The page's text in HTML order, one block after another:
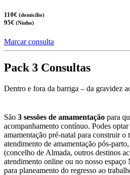
110€ (domicílio)
95€ (Ninho)
Marcar consulta
Pack 3 Consultas
Dentro e fora da barriga – da gravidez
São 3 sessões de amamentação para
acompanhamento contínuo. Podes
amamentação pré-natal para construir o
atendimento de amamentação pós-
(concelho de Almada, outros destinos
atendimento online ou no nosso
para planeamento do regresso ao